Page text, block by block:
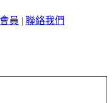
員 | 聯絡我們